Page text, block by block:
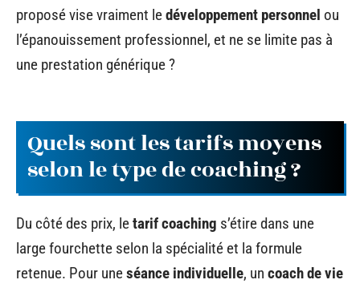
proposé vise vraiment ledéveloppement personnel ou
l’épanouissement professionnel, et ne se limite pas à
une prestation générique ?
Quels sont les tarifs moyens
selon le type de coaching ?
Du côté des prix, letarif coaching s’étire dans une
large fourchette selon la spécialité et la formule
retenue. Pour uneséance individuelle, un coach de vie